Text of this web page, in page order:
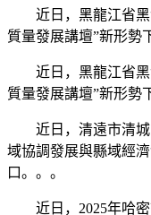
近日，黑龍江省黑
質量發展講壇”新形勢
近日，黑龍江省黑
質量發展講壇”新形勢
近日，清遠市清城
域協調發展與縣域經
口。。。
近日，2025年哈密